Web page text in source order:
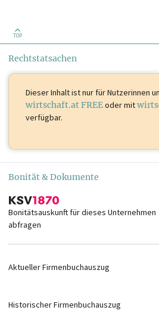
TOP
Rechtstatsachen
Dieser Inhalt istnur für Nutzerinnen
wirtschaft.at FREEoder mit
verfügbar.
Bonität & Dokumente
Bonitätsauskunft für dieses Unternehmen
abfragen
Aktueller Firmenbuchauszug
Historischer Firmenbuchauszug